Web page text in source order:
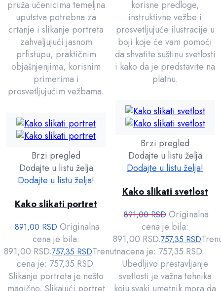
pruža učenicima temeljna
uputstva potrebna za
crtanje i slikanje portreta
zahvaljujući jasnom
prfistupu, praktičnim
objašnjenjima, korisnim
primerima i
prosvetljujućim vežbama.
Brzi pregled
Dodajte u listu želja
Dodajte u listu želja!
Kako slikati portret
891,00RSD Originalna
cena je bila:
891,00 RSD.757,35 RSDTrenutna
cena je: 757,35 RSD.
Slikanje portreta je nešto
magično. Slikajući portret
korisne predloge,
instruktivne vežbe i
prosvetljujuće ilustracije u
boji koje će vam pomoći
da shvatite suštinu svetlosti
i kako da je predstavite na
platnu.
Brzi pregled
Dodajte u listu želja
Dodajte u listu želja!
Kako slikati svetlost
891,00RSD Originalna
cena je bila:
891,00 RSD.757,35 RSD
cena je: 757,35 RSD.
Ubedljivo prestavljanje
svetlosti je važna tehnika
koju svaki umetnik mora da